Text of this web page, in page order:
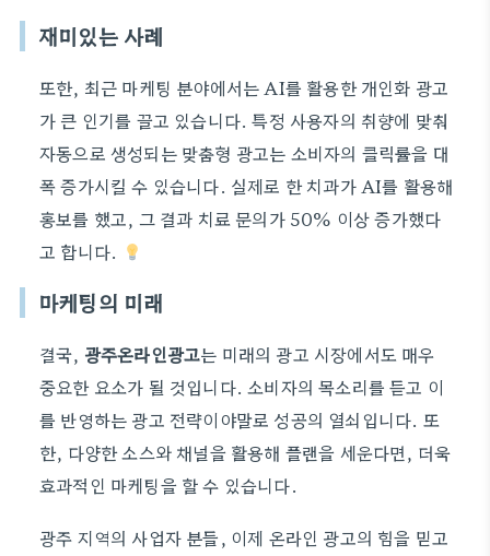
재미있는 사례
또한, 최근 마케팅 분야에서는 AI를 활용한 개인화 광고
가 큰 인기를 끌고 있습니다. 특정 사용자의 취향에 맞춰
자동으로 생성되는 맞춤형 광고는 소비자의 클릭률을 대
폭 증가시킬 수 있습니다. 실제로 한 치과가 AI를 활용해
홍보를 했고, 그 결과 치료 문의가 50% 이상 증가했다
고 합니다.
마케팅의 미래
결국, 광주온라인광고는 미래의 광고 시장에서도 매우
중요한 요소가 될 것입니다. 소비자의 목소리를 듣고 이
를 반영하는 광고 전략이야말로 성공의 열쇠입니다. 또
한, 다양한 소스와 채널을 활용해 플랜을 세운다면, 더욱
효과적인 마케팅을 할 수 있습니다.
광주 지역의 사업자 분들, 이제 온라인 광고의 힘을 믿고